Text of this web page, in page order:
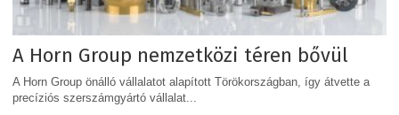
A Horn Group nemzetközi téren bővül
A Horn Group önálló vállalatot alapított Törökországban, így átvette a
precíziós szerszámgyártó vállalat...